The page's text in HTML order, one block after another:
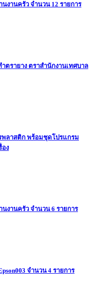
งานครัว จำนวน 12 รายการ
ตรายาง ตราสำนักงานเทศบาล
พลาสติก พร้อมชุดโปรแกรม
ง
งานครัว จำนวน 6 รายการ
จำนวน 4 รายการ